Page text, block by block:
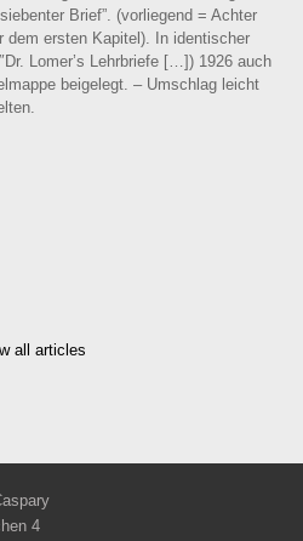
Brief”. (vorliegend = Achter
dem ersten Kapitel). In identischer
Lomer’s Lehrbriefe […]) 1926 auch
beigelegt. – Umschlag leicht
all articles
4